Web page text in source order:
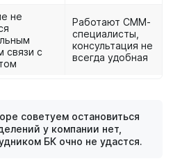
не
связи с
Работают СММ-
специалисты,
консультация не
всегда удобная
советуем остановиться
у компании нет,
БК очно не удастся.